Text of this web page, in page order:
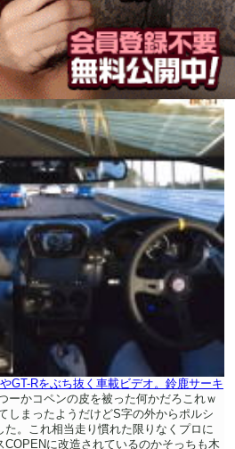
GT-Rをぶち抜く車載ビデオ。鈴鹿サーキ
ーかコペンの皮を被った何かだろこれｗ
しまったようだけどS字の外からポルシ
た。これ相当走り慣れた限りなくプロに
に改造されているのかそっちも木